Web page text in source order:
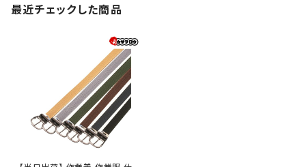
最近チェックした商品